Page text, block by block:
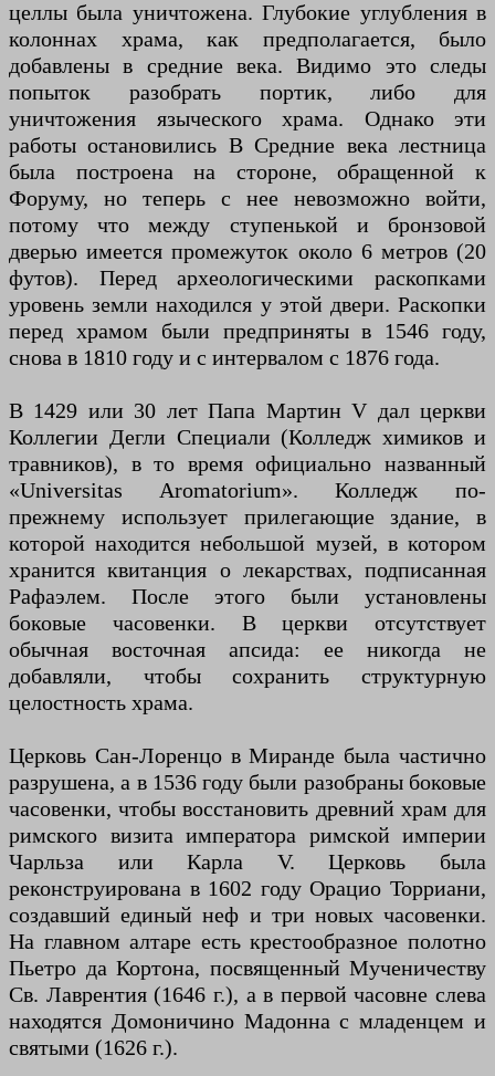
целлы была уничтожена. Глубокие углубления в
колоннах храма, как предполагается, было
добавлены в средние века. Видимо это следы
попыток разобрать портик, либо для
уничтожения языческого храма. Однако эти
работы остановились В Средние века лестница
была построена на стороне, обращенной к
Форуму, но теперь с нее невозможно войти,
потому что между ступенькой и бронзовой
дверью имеется промежуток около 6 метров (20
футов). Перед археологическими раскопками
уровень земли находился у этой двери. Раскопки
перед храмом были предприняты в 1546 году,
снова в 1810 году и с интервалом с 1876 года.
В 1429 или 30 лет Папа Мартин V дал церкви
Коллегии Дегли Специали (Колледж химиков и
травников), в то время официально названный
«Universitas Aromatorium». Колледж по-
прежнему использует прилегающие здание, в
которой находится небольшой музей, в котором
хранится квитанция о лекарствах, подписанная
Рафаэлем. После этого были установлены
боковые часовенки. В церкви отсутствует
обычная восточная апсида: ее никогда не
добавляли, чтобы сохранить структурную
целостность храма.
Церковь Сан-Лоренцо в Миранде была частично
разрушена, а в 1536 году были разобраны боковые
часовенки, чтобы восстановить древний храм для
римского визита императора римской империи
Чарльза или Карла V. Церковь была
реконструирована в 1602 году Орацио Торриани,
создавший единый неф и три новых часовенки.
На главном алтаре есть крестообразное полотно
Пьетро да Кортона, посвященный Мученичеству
Св. Лаврентия (1646 г.), а в первой часовне слева
находятся Домоничино Мадонна с младенцем и
святыми (1626 г.).